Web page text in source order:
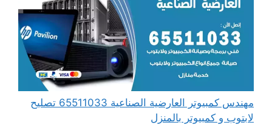
مهندس كمبيوتر العارضية الصناعية 65511033 تصليح
لابتوب و كمبيوتر بالمنزل